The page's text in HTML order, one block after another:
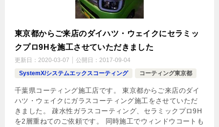
東京都からご来店のダイハツ・ウェイクにセラミッ
クプロ9Hを施工させていただきました
更新日： 2020-03-07 公開日： 2017-09-04
SystemX/システムエックスコーティング
コーティング東京都
千葉県コーティング施工店です。 東京都からご来店のダイ
ハツ・ウェイクにガラスコーティング施工をさせていただ
きました。 疎水性ガラスコーティング、セラミックプロ9H
を2層重ねてのご依頼です。 同時施工でウィンドウコートも